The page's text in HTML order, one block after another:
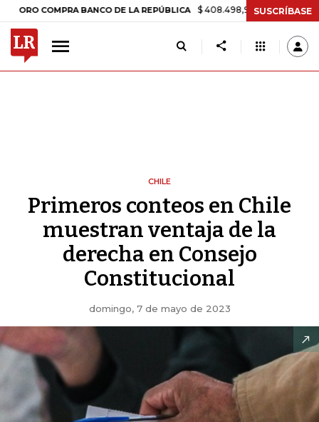
COMPRA BANCO DE LA REPÚBLICA $ 408.498,97 +$ 8.753,81 +2,19%
SUSCRÍBASE
CHILE
Primeros conteos en Chile
muestran ventaja de la
derecha en Consejo
Constitucional
domingo, 7 de mayo de 2023